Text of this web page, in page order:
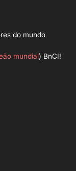
do mundo
mundial) BnCI!